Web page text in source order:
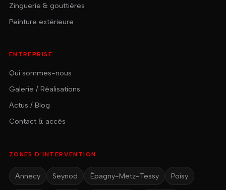
Zinguerie & gouttières
Peinture extérieure
ENTREPRISE
Qui sommes-nous
Galerie / Réalisations
Actus / Blog
Contact & accès
ZONES D'INTERVENTION
Annecy Seynod Épagny-Metz-Tessy Poisy